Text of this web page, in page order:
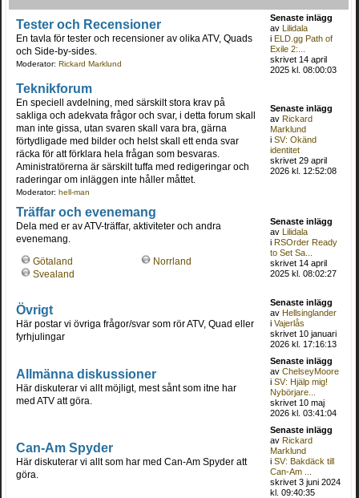
Tester och Recensioner
En tavla för tester och recensioner av olika ATV, Quads
och Side-by-sides.
Moderator: Rickard Marklund
Senaste inlägg
avLilidala
iELD.gg Path of
Exile 2:...
skrivet 14 april
2025 kl. 08:00:03
Teknikforum
En speciell avdelning, med särskilt stora krav på
sakliga och adekvata frågor och svar, i detta forum skall
man inte gissa, utan svaren skall vara bra, gärna
förtydligade med bilder och helst skall ett enda svar
räcka för att förklara hela frågan som besvaras.
Aministratörerna är särskilt tuffa med redigeringar och
raderingar om inläggen inte håller måttet.
Moderator: hell-man
Senaste inlägg
avRickard
Marklund
iSV: Okänd
identitet
skrivet 29 april
2026 kl. 12:52:08
Träffar och evenemang
Dela med er av ATV-träffar, aktiviteter och andra
evenemang.
Götaland
Svealand
Norrland
Senaste inlägg
avLilidala
iRSOrder Ready
to Set Sa...
skrivet 14 april
2025 kl. 08:02:27
Övrigt
Här postar vi övriga frågor/svar som rör ATV, Quad eller
fyrhjulingar
Senaste inlägg
avHellsinglander
iVajerlås
skrivet 10 januari
2026 kl. 17:16:13
Allmänna diskussioner
Här diskuterar vi allt möjligt, mest sånt som itne har
med ATV att göra.
Senaste inlägg
avChelseyMoore
iSV: Hjälp mig!
Nybörjare...
skrivet 10 maj
2026 kl. 03:41:04
Can-Am Spyder
Här diskuterar vi allt som har med Can-Am Spyder att
göra.
Senaste inlägg
avRickard
Marklund
iSV: Bakdäck till
Can-Am ...
skrivet 3 juni 2024
kl. 09:40:35